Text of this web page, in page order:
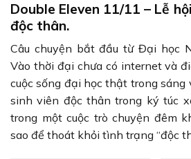
Double Eleven 11/11 – Lễ
độc thân.
Câu chuyện bắt đầu từ Đại học
Vào thời đại chưa có internet và
cuộc sống đại học thật trong sáng
sinh viên độc thân trong ký túc
trong một cuộc trò chuyện đêm
sao để thoát khỏi tình trạng “độc